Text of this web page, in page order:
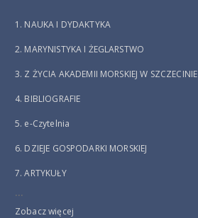
1. NAUKA I DYDAKTYKA
2. MARYNISTYKA I ŻEGLARSTWO
3. Z ŻYCIA AKADEMII MORSKIEJ W SZCZECINIE
4. BIBLIOGRAFIE
5. e-Czytelnia
6. DZIEJE GOSPODARKI MORSKIEJ
7. ARTYKUŁY
...
Zobacz więcej